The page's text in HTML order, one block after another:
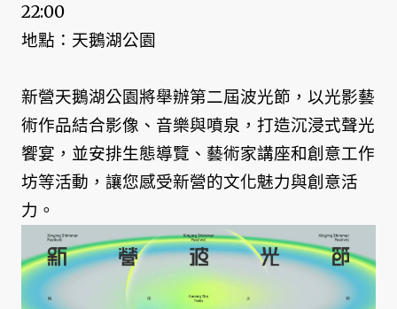
22:00
地點：天鵝湖公園
新營天鵝湖公園將舉辦第二屆波光節，以光影藝
術作品結合影像、音樂與噴泉，打造沉浸式聲光
饗宴，並安排生態導覽、藝術家講座和創意工作
坊等活動，讓您感受新營的文化魅力與創意活
力。